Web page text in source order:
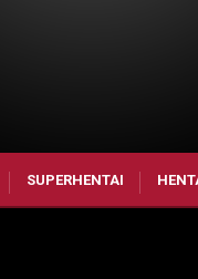
SUPERHENTAI